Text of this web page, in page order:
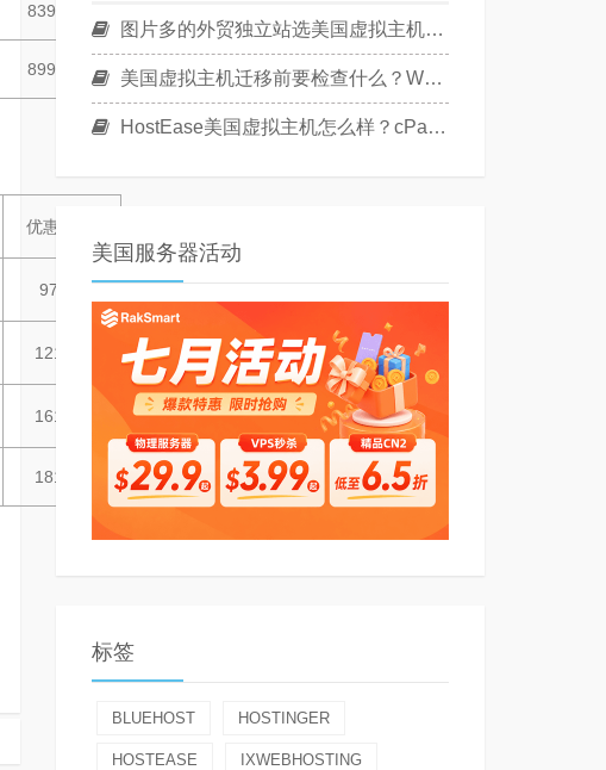
839元
899元
优惠价/月
979元
1219元
1619元
1819元
图片多的外贸独立站选美国虚拟主机还是美国云主机？
美国虚拟主机迁移前要检查什么？WordPress换主机清单
HostEase美国虚拟主机怎么样？cPanel面板美国Linux主机方案介绍
美国服务器活动
标签
BLUEHOST HOSTINGER
HOSTEASE IXWEBHOSTING